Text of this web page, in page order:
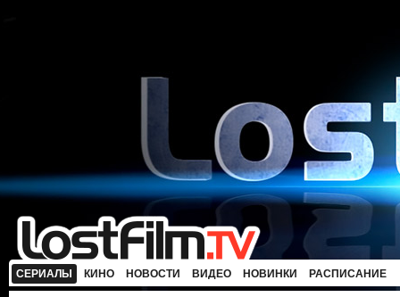
СЕРИАЛЫ КИНО НОВОСТИ ВИДЕО НОВИНКИ РАСПИСАНИЕ